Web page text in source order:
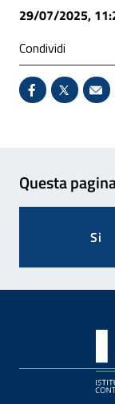
29/07/2025,
Condividi
Condividi su
X - Sito
Questa
Si